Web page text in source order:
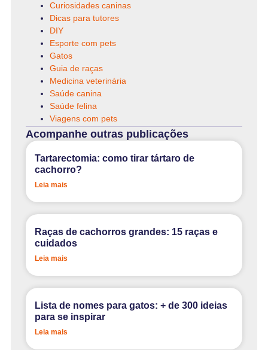
Curiosidades caninas
Dicas para tutores
DIY
Esporte com pets
Gatos
Guia de raças
Medicina veterinária
Saúde canina
Saúde felina
Viagens com pets
Acompanhe outras publicações
Tartarectomia: como tirar tártaro de
cachorro?
Leia mais
Raças de cachorros grandes: 15 raças e
cuidados
Leia mais
Lista de nomes para gatos: + de 300 ideias
para se inspirar
Leia mais